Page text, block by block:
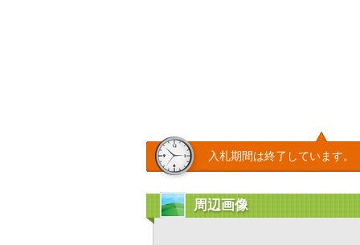
入札期間は終了しています。
周辺画像